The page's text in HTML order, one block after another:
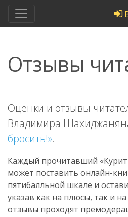
Отзывы
Оценки и отзывы
Владимира
бросить!».
Каждый прочитавший
может поставить онлайн-
пятибалльной шкале и
указав как на плюсы, так и
отзывы проходят